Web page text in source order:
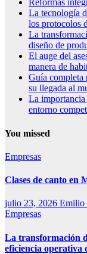
Reformas
La tecnología
los protocolos
La
diseño de
El auge del
manera de
Guía completa
su llegada al
La importancia
entorno
You missed
Empresas
Clases de canto en
julio 23, 2026 Emilio
Empresas
La transformación
eficiencia operativa